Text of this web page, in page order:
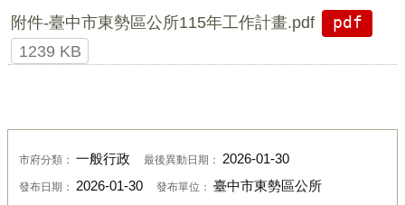
附件-臺中市東勢區公所115年工作計畫.pdf
pdf
1239 KB
市府分類： 一般行政 最後異動日期： 2026-01-30
發布日期： 2026-01-30 發布單位： 臺中市東勢區公所